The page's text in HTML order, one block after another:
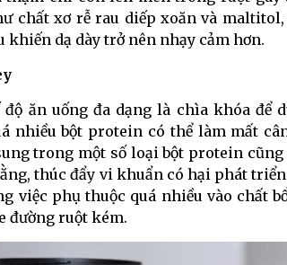
chất xơ rễ rau diếp xoăn và
khiến dạ dày trở nên nhạy cảm hơn.
độ ăn uống đa dạng là chìa khóa để
nhiều bột protein có thể làm mất
trong một số loại bột protein
thúc đẩy vi khuẩn có hại phát
việc phụ thuộc quá nhiều vào chất
đường ruột kém.